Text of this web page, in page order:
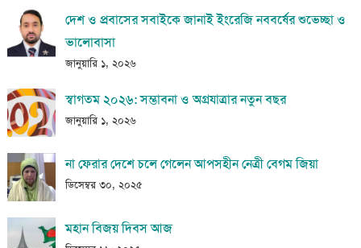
দেশ ও প্রবাসের সবাইকে জানাই ইংরেজি নববর্ষের শুভেচ্ছা ও
ভালোবাসা
জানুয়ারি ১, ২০২৬
স্বাগতম ২০২৬: সম্ভাবনা ও অগ্রযাত্রার নতুন বছর
জানুয়ারি ১, ২০২৬
না ফেরার দেশে চলে গেলেন আপসহীন নেত্রী বেগম জিয়া
ডিসেম্বর ৩০, ২০২৫
মহান বিজয় দিবস আজ